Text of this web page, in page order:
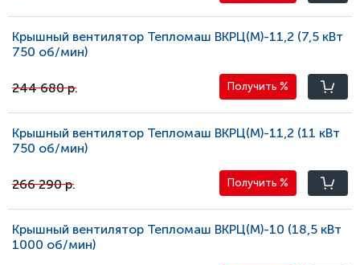
Крышный вентилятор Тепломаш ВКРЦ(М)-11,2 (7,5 кВт
750 oб/мин)
244 680 р. Получить %
Крышный вентилятор Тепломаш ВКРЦ(М)-11,2 (11 кВт
750 oб/мин)
266 290 р. Получить %
Крышный вентилятор Тепломаш ВКРЦ(М)-10 (18,5 кВт
1000 oб/мин)